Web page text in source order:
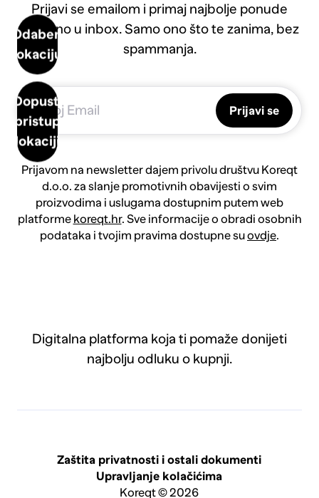
Odaberi
lokaciju
Dopusti
pristup
lokaciji
Prijavi se emailom i primaj najbolje ponude
direktno u inbox. Samo ono što te zanima, bez
spammanja.
Prijavi se
Prijavom na newsletter dajem privolu društvu Koreqt
d.o.o. za slanje promotivnih obavijesti o svim
proizvodima i uslugama dostupnim putem web
platforme koreqt.hr. Sve informacije o obradi osobnih
podataka i tvojim pravima dostupne suovdje.
Digitalna platforma koja ti pomaže donijeti
najbolju odluku o kupnji.
Zaštita privatnosti i ostali dokumenti
Upravljanje kolačićima
Koreqt © 2026